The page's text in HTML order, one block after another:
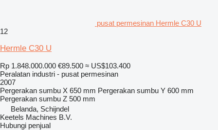
pusat permesinan Hermle C30 U
12
Hermle C30 U
Rp 1.848.000.000 €89.500 ≈ US$103.400
Peralatan industri - pusat permesinan
2007
Pergerakan sumbu X 650 mm Pergerakan sumbu Y 600 mm
Pergerakan sumbu Z 500 mm
Belanda, Schijndel
Keetels Machines B.V.
Hubungi penjual